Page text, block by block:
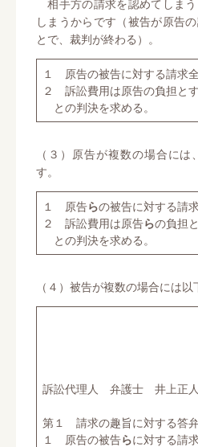
しまうからです（被告が原告
とで、裁判が終わる）。
１ 原告の被告に対する請求全
２ 訴訟費用は原告の負担とす
との判決を求める。
（３）原告が複数の場合に
す。
１ 原告らの被告に対する請
２ 訴訟費用は原告らの負担
との判決を求める。
（４）被告が複数の場合には以
答
被
訴訟代理人 弁護士 井上正人
第１ 請求の趣旨に対する答
１ 原告の被告らに対する請